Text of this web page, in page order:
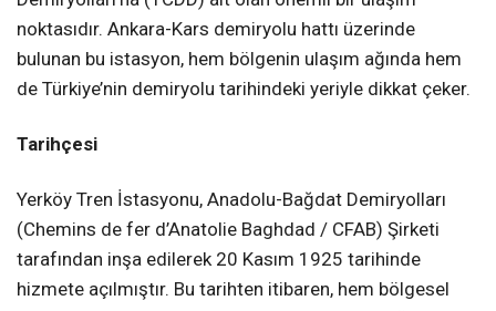
noktasıdır. Ankara-Kars demiryolu hattı üzerinde
bulunan bu istasyon, hem bölgenin ulaşım ağında hem
de Türkiye’nin demiryolu tarihindeki yeriyle dikkat çeker.
Tarihçesi
Yerköy Tren İstasyonu, Anadolu-Bağdat Demiryolları
(Chemins de fer d’Anatolie Baghdad / CFAB) Şirketi
tarafından inşa edilerek 20 Kasım 1925 tarihinde
hizmete açılmıştır. Bu tarihten itibaren, hem bölgesel